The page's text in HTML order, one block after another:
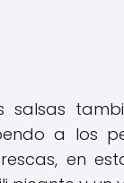
salsas
a los
en